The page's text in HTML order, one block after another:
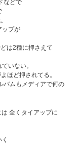
などで
ップが
は2種に押さえて
いない。
ほど押されてる。
バムもメディアで何の
全くタイアップに